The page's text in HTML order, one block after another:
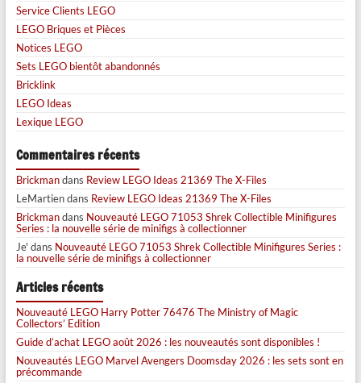
Service Clients LEGO
LEGO Briques et Pièces
Notices LEGO
Sets LEGO bientôt abandonnés
Bricklink
LEGO Ideas
Lexique LEGO
Commentaires récents
Brickmandans Review LEGO Ideas 21369 The X-Files
LeMartiendans Review LEGO Ideas 21369 The X-Files
Brickmandans Nouveauté LEGO 71053 Shrek Collectible Minifigures
Series : la nouvelle série de minifigs à collectionner
Je' dans Nouveauté LEGO 71053 Shrek Collectible Minifigures Series :
la nouvelle série de minifigs à collectionner
Articles récents
Nouveauté LEGO Harry Potter 76476 The Ministry of Magic
Collectors’ Edition
Guide d’achat LEGO août 2026 : les nouveautés sont disponibles !
Nouveautés LEGO Marvel Avengers Doomsday 2026 : les sets sont en
précommande